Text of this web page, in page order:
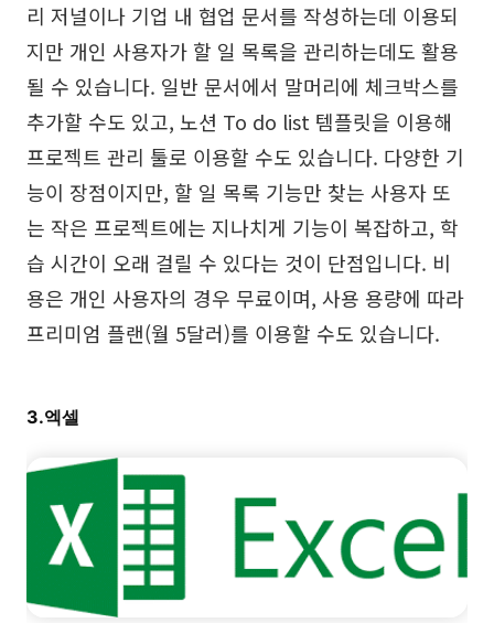
가격
리 저널이나 기업 내 협업 문서를 작성하는데 이용되
지만 개인 사용자가 할 일 목록을 관리하는데도 활용
될 수 있습니다. 일반 문서에서 말머리에 체크박스를
추가할 수도 있고, 노션 To do list 템플릿을 이용해
프로젝트 관리 툴로 이용할 수도 있습니다. 다양한 기
능이 장점이지만, 할 일 목록 기능만 찾는 사용자 또
는 작은 프로젝트에는 지나치게 기능이 복잡하고, 학
습 시간이 오래 걸릴 수 있다는 것이 단점입니다. 비
용은 개인 사용자의 경우 무료이며, 사용 용량에 따라
프리미엄 플랜(월 5달러)를 이용할 수도 있습니다.
3.엑셀